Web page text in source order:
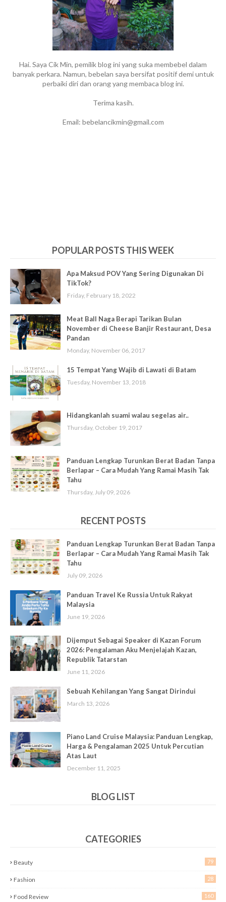
Hai. Saya Cik Min, pemilik blog ini yang suka membebel dalam
banyak perkara. Namun, bebelan saya bersifat positif demi untuk
perbaiki diri dan orang yang membaca blog ini.
Terima kasih.
Email: bebelancikmin@gmail.com
POPULAR POSTS THIS WEEK
Apa Maksud POV Yang Sering Digunakan Di
TikTok?
Friday, February 18, 2022
Meat Ball Naga Berapi Tarikan Bulan
November di Cheese Banjir Restaurant, Desa
Pandan
Monday, November 06, 2017
15 Tempat Yang Wajib di Lawati di Batam
Tuesday, November 13, 2018
Hidangkanlah suami walau segelas air..
Thursday, October 19, 2017
Panduan Lengkap Turunkan Berat Badan Tanpa
Berlapar – Cara Mudah Yang Ramai Masih Tak
Tahu
Thursday, July 09, 2026
RECENT POSTS
Panduan Lengkap Turunkan Berat Badan Tanpa
Berlapar – Cara Mudah Yang Ramai Masih Tak
Tahu
July 09, 2026
Panduan Travel Ke Russia Untuk Rakyat
Malaysia
June 19, 2026
Dijemput Sebagai Speaker di Kazan Forum
2026: Pengalaman Aku Menjelajah Kazan,
Republik Tatarstan
June 11, 2026
Sebuah Kehilangan Yang Sangat Dirindui
March 13, 2026
Piano Land Cruise Malaysia: Panduan Lengkap,
Harga & Pengalaman 2025 Untuk Percutian
Atas Laut
December 11, 2025
BLOG LIST
CATEGORIES
Beauty 79
Fashion 28
Food Review 160